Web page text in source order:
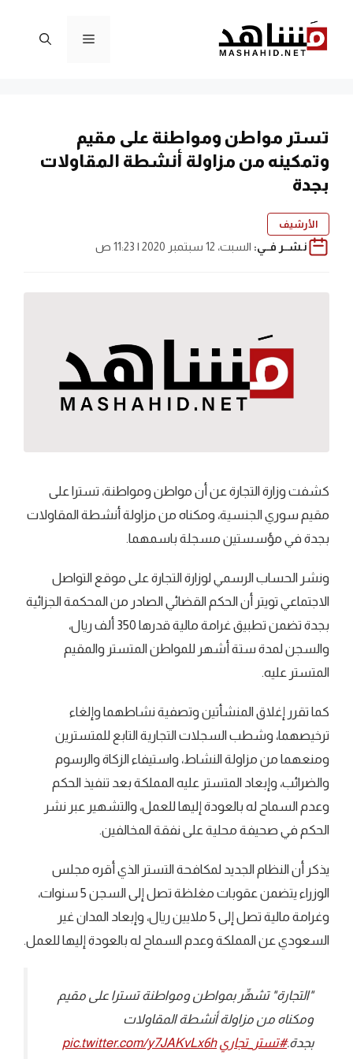
المحتوى
القائمة
تستر مواطن ومواطنة على مقيم
وتمكينه من مزاولة أنشطة المقاولات
بجدة
الأرشيف
نـشــر فــي: السبت، 12 سبتمبر 2020 | 11:23 ص
كشفت وزارة التجارة عن أن مواطن ومواطنة، تسترا على
مقيم سوري الجنسية، ومكناه من مزاولة أنشطة المقاولات
بجدة في مؤسستين مسجلة باسمهما.
ونشر الحساب الرسمي لوزارة التجارة على موقع التواصل
الاجتماعي تويتر أن الحكم القضائي الصادر من المحكمة الجزائية
بجدة تضمن تطبيق غرامة مالية قدرها 350 ألف ريال،
والسجن لمدة ستة أشهر للمواطن المتستر والمقيم
المتستر عليه.
كما تقرر إغلاق المنشأتين وتصفية نشاطهما وإلغاء
ترخيصهما، وشطب السجلات التجارية التابع للمتسترين
ومنعهما من مزاولة النشاط، واستيفاء الزكاة والرسوم
والضرائب، وإبعاد المتستر عليه المملكة بعد تنفيذ الحكم
وعدم السماح له بالعودة إليها للعمل، والتشهير عبر نشر
الحكم في صحيفة محلية على نفقة المخالفين.
يذكر أن النظام الجديد لمكافحة التستر الذي أقره مجلس
الوزراء يتضمن عقوبات مغلظة تصل إلى السجن 5 سنوات،
وغرامة مالية تصل إلى 5 ملايين ريال، وإبعاد المدان غير
السعودي عن المملكة وعدم السماح له بالعودة إليها للعمل.
"التجارة" تشهِّر بمواطن ومواطنة تسترا على مقيم
ومكناه من مزاولة أنشطة المقاولات
بجدة.#تستر_تجاري pic.twitter.com/y7JAKvLx6h